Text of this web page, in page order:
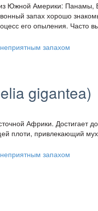
Южной Америки: Панамы,
запах хорошо
его опыления. Часто
gigantea)
Африки. Достигает
плоти, привлекающий